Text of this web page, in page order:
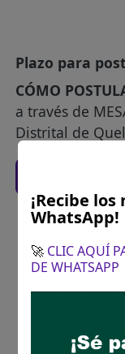
Plazo para
CÓMO
a través de
Distrital de
Descarga
concurso
Antes de
Prepara
la fechas
bases
¡Recibe
WhatsApp!
🚀 CLIC AQUÍ
DE WHATSAPP